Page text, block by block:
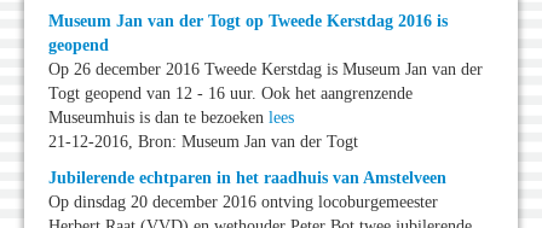
Museum Jan van der Togt op Tweede Kerstdag 2016 is
geopend
Op 26 december 2016 Tweede Kerstdag is Museum Jan van der
Togt geopend van 12 - 16 uur. Ook het aangrenzende
Museumhuis is dan te bezoeken lees
21-12-2016, Bron: Museum Jan van der Togt
Jubilerende echtparen in het raadhuis van Amstelveen
Op dinsdag 20 december 2016 ontving locoburgemeester